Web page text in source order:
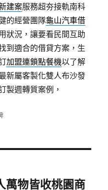
建案服務超夯接軌南科
的經營團隊龜山汽車借
狀況，讓要看民間互助
到適合的借貸方案，生
加盟連鎖點餐機以了解
新屬客製化雙人布沙發
製週轉質案例，
萬物皆收桃園商